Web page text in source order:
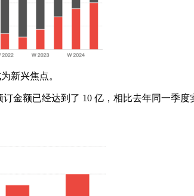
新兴焦点。
额已经达到了 10 亿，相比去年同一季度